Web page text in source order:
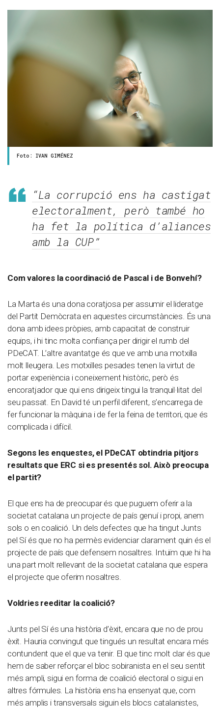
Foto: IVAN GIMÉNEZ
“La corrupció ens ha castigat
electoralment, però també ho
ha fet la política d’aliances
amb la CUP”
Com valores la coordinació de Pascal i de Bonvehí?
La Marta és una dona coratjosa per assumir el lideratge
del Partit Demòcrata en aquestes circumstàncies. És una
dona amb idees pròpies, amb capacitat de construir
equips, i hi tinc molta confiança per dirigir el rumb del
PDeCAT. L’altre avantatge és que ve amb una motxilla
molt lleugera. Les motxilles pesades tenen la virtut de
portar experiència i coneixement històric, però és
encoratjador que qui ens dirigeix tingui la tranquil·litat del
seu passat. En David té un perfil diferent, s’encarrega de
fer funcionar la màquina i de fer la feina de territori, que és
complicada i difícil.
Segons les enquestes, el PDeCAT obtindria pitjors
resultats que ERC si es presentés sol. Això preocupa
el partit?
El que ens ha de preocupar és que puguem oferir a la
societat catalana un projecte de país genuí i propi, anem
sols o en coalició. Un dels defectes que ha tingut Junts
pel Sí és que no ha permès evidenciar clarament quin és el
projecte de país que defensem nosaltres. Intuïm que hi ha
una part molt rellevant de la societat catalana que espera
el projecte que oferim nosaltres.
Voldries reeditar la coalició?
Junts pel Sí és una història d’èxit, encara que no de prou
èxit. Hauria convingut que tingués un resultat encara més
contundent que el que va tenir. El que tinc molt clar és que
hem de saber reforçar el bloc sobiranista en el seu sentit
més ampli, sigui en forma de coalició electoral o sigui en
altres fórmules. La història ens ha ensenyat que, com
més amplis i transversals siguin els blocs catalanistes,